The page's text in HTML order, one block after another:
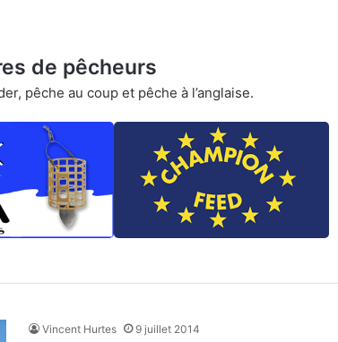
de pêcheurs
pêche au coup et pêche à l’anglaise.
Vincent Hurtes 9 juillet 2014